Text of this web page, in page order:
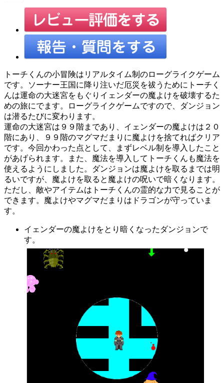
トーチくんの小冒険はリアルタイム制のローグライクゲーム
です。ソーナー王国に降り注いだ厄災を祓うためにトーチく
んは運命の大迷宮をもぐりイェンダーの魔よけを破壊するた
めの旅にでます。ローグライクゲームですので、ダンジョン
は潜るたびに変わります。
運命の大迷宮は９９階まであり、イェンダーの魔よけは２０
階にあり、９９階のマグマだまりに魔よけを捨てればクリア
です。今回かわった点として、まずレベル制を導入したこと
があげられます。また、魔法を導入してトーチくんも魔法を
使えるようにしました。ダンジョンは魔よけを取るまでは明
るいですが、魔よけを取ると魔よけの呪いで暗くなります。
ただし、敵やアイテムはトーチくんの霊的な力で見ることが
できます。魔よけやマグマだまりはドラゴンが守っていま
す。
イェンダーの魔よけをとり暗くなったダンジョンで
す。